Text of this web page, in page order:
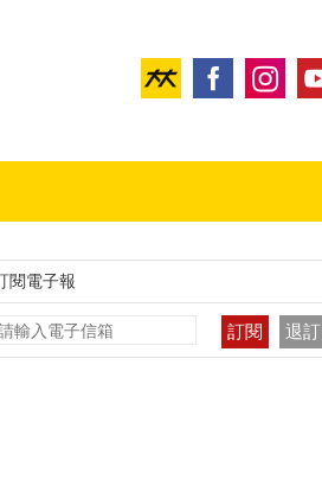
閱電子報
訂閱 退訂